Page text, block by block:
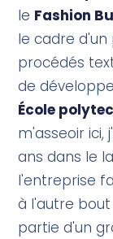
le Fashion
le cadre
procédés
de
École
m'asseoir ici,
ans dans le
l'entreprise
à l'autre
partie d'un